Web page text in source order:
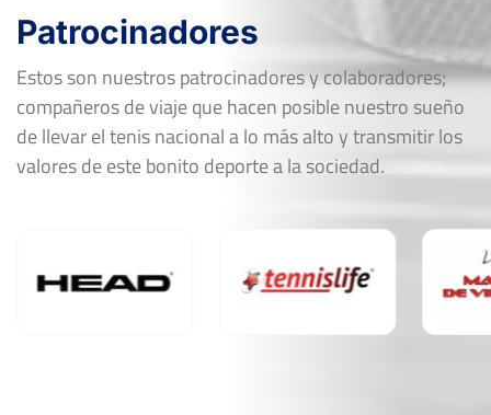
Patrocinadores
Estos son nuestros patrocinadores y colaboradores;
compañeros de viaje que hacen posible nuestro sueño
de llevar el tenis nacional a lo más alto y transmitir los
valores de este bonito deporte a la sociedad.